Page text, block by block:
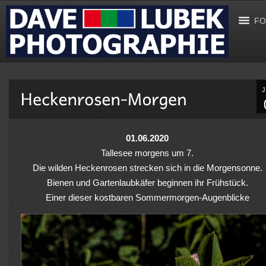
01.06.2020
Tallesee morgens um 7.
Die wilden Heckenrosen strecken sich in die Morgensonne.
Bienen und Gartenlaubkäfer beginnen ihr Frühstück.
Einer dieser kostbaren Sommermorgen-Augenblicke